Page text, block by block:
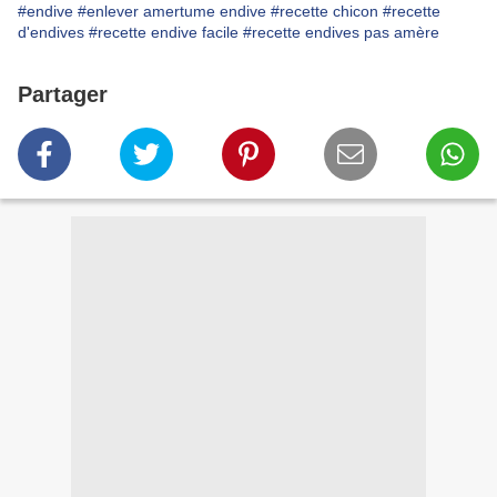
#endive #enlever amertume endive #recette chicon #recette
d'endives #recette endive facile #recette endives pas amère
Partager